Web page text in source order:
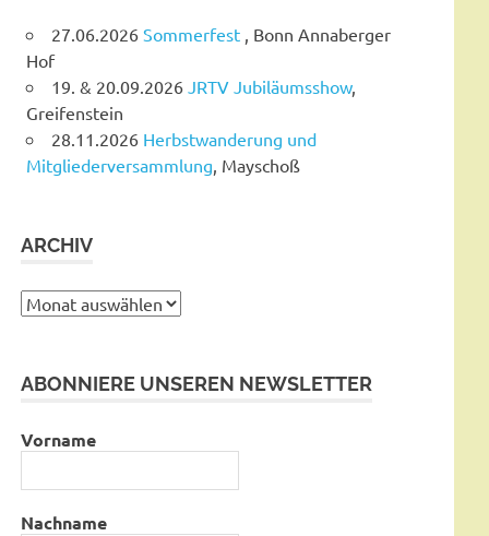
27.06.2026 Sommerfest , Bonn Annaberger
Hof
19. & 20.09.2026 JRTV Jubiläumsshow,
Greifenstein
28.11.2026 Herbstwanderung und
Mitgliederversammlung, Mayschoß
ARCHIV
Archiv
ABONNIERE UNSEREN NEWSLETTER
Vorname
Nachname